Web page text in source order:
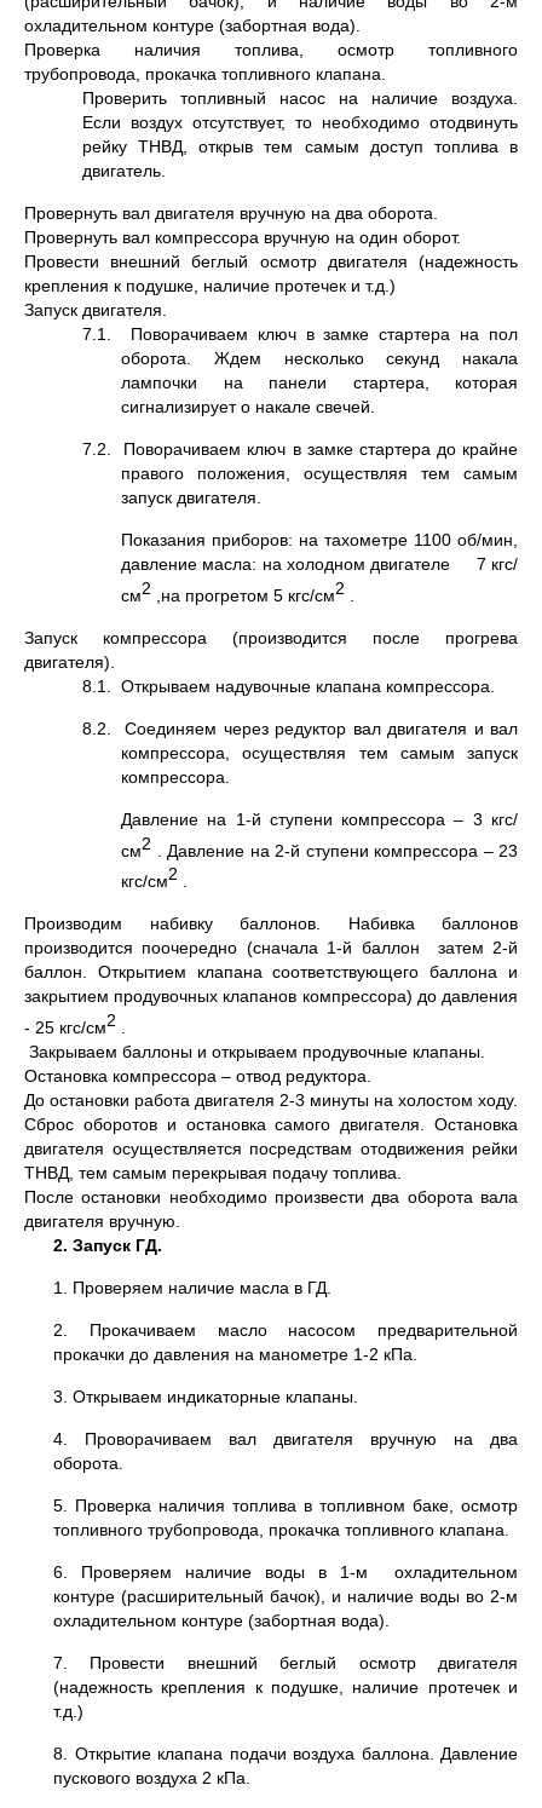
охладительном контуре (забортная вода).
Проверка наличия топлива, осмотр топливного
трубопровода, прокачка топливного клапана.
Проверить топливный насос на наличие воздуха.
Если воздух отсутствует, то необходимо отодвинуть
рейку ТНВД, открыв тем самым доступ топлива в
двигатель.
Провернуть вал двигателя вручную на два оборота.
Провернуть вал компрессора вручную на один оборот.
Провести внешний беглый осмотр двигателя (надежность
крепления к подушке, наличие протечек и т.д.)
Запуск двигателя.
7.1. Поворачиваем ключ в замке стартера на пол
оборота. Ждем несколько секунд накала
лампочки на панели стартера, которая
сигнализирует о накале свечей.
7.2. Поворачиваем ключ в замке стартера до крайне
правого положения, осуществляя тем самым
запуск двигателя.
Показания приборов: на тахометре 1100 об/мин,
давление масла: на холодном двигателе 7 кгс/
см2 ,на прогретом 5 кгс/см2
Запуск компрессора (производится после прогрева
двигателя).
8.1. Открываем надувочные клапана компрессора.
8.2. Соединяем через редуктор вал двигателя и вал
компрессора, осуществляя тем самым запуск
компрессора.
Давление на 1-й ступени компрессора – 3 кгс/
см2 . Давление на 2-й ступени компрессора – 23
кгс/см2
Производим набивку баллонов. Набивка баллонов
производится поочередно (сначала 1-й баллон затем 2-й
баллон. Открытием клапана соответствующего баллона и
закрытием продувочных клапанов компрессора) до давления
- 25 кгс/см2
Закрываем баллоны и открываем продувочные клапаны.
Остановка компрессора – отвод редуктора.
До остановки работа двигателя 2-3 минуты на холостом ходу.
Сброс оборотов и остановка самого двигателя. Остановка
двигателя осуществляется посредствам отодвижения рейки
ТНВД, тем самым перекрывая подачу топлива.
После остановки необходимо произвести два оборота вала
двигателя вручную.
2. Запуск ГД.
1. Проверяем наличие масла в ГД.
2. Прокачиваем масло насосом предварительной
прокачки до давления на манометре 1-2 кПа.
3. Открываем индикаторные клапаны.
4. Проворачиваем вал двигателя вручную на два
оборота.
5. Проверка наличия топлива в топливном баке, осмотр
топливного трубопровода, прокачка топливного клапана.
6. Проверяем наличие воды в 1-м охладительном
контуре (расширительный бачок), и наличие воды во 2-м
охладительном контуре (забортная вода).
7. Провести внешний беглый осмотр двигателя
(надежность крепления к подушке, наличие протечек и
т.д.)
8. Открытие клапана подачи воздуха баллона. Давление
пускового воздуха 2 кПа.